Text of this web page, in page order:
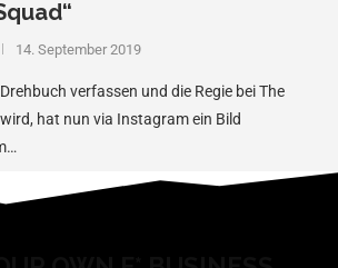
14. September 2019
verfassen und die Regie bei The
hat nun via Instagram ein Bild